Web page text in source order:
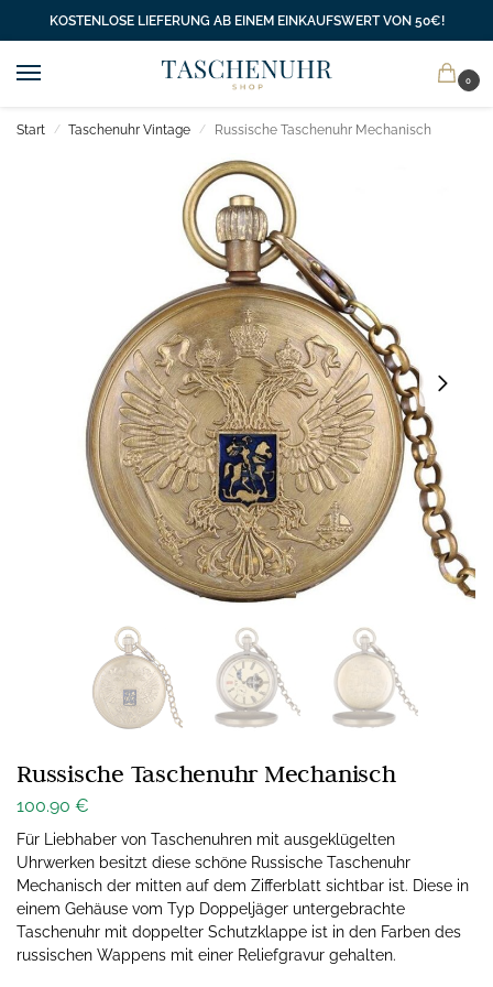
KOSTENLOSE LIEFERUNG AB EINEM EINKAUFSWERT VON 50€!
0
Start / Taschenuhr Vintage / Russische Taschenuhr Mechanisch
Russische Taschenuhr Mechanisch
100.90 €
Für Liebhaber von Taschenuhren mit ausgeklügelten
Uhrwerken besitzt diese schöne Russische Taschenuhr
Mechanisch der mitten auf dem Zifferblatt sichtbar ist. Diese in
einem Gehäuse vom Typ Doppeljäger untergebrachte
Taschenuhr mit doppelter Schutzklappe ist in den Farben des
russischen Wappens mit einer Reliefgravur gehalten.